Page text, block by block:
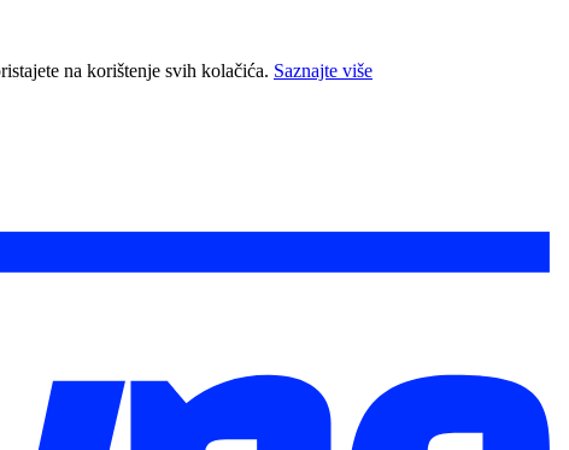
na korištenje svih kolačića. Saznajte više